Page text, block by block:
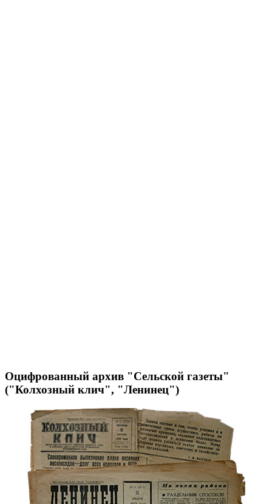
Оцифрованный архив "Сельской газеты"
("Колхозный клич", "Ленинец")